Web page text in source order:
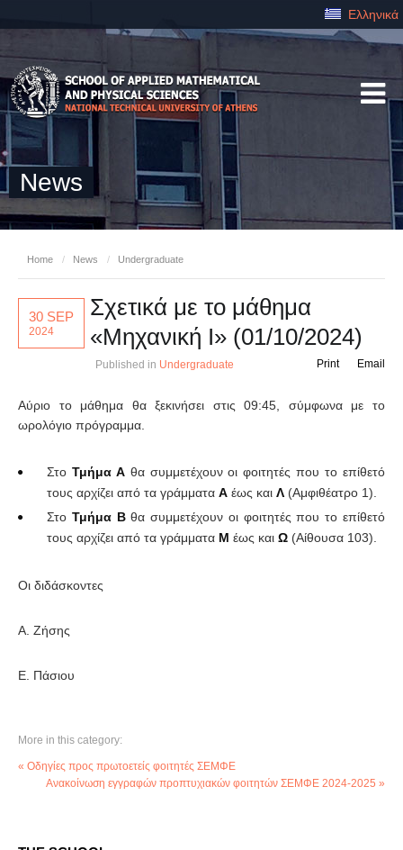
Ελληνικά
News
Home / News / Undergraduate
30 SEP
2024
Σχετικά με το μάθημα
«Μηχανική Ι» (01/10/2024)
Published in Undergraduate Email
Print
Αύριο το μάθημα θα ξεκινήσει στις 09:45, σύμφωνα με το
ωρολόγιο πρόγραμμα.
Στο Τμήμα Αθα συμμετέχουν οι φοιτητές που το επίθετό
τους αρχίζει από τα γράμματα Α έως και Λ (Αμφιθέατρο 1).
Στο Τμήμα Βθα συμμετέχουν οι φοιτητές που το επίθετό
τους αρχίζει από τα γράμματα Μ έως και Ω (Αίθουσα 103).
Οι διδάσκοντες
Α. Ζήσης
Ε. Πάσιου
More in this category:
« Οδηγίες προς πρωτοετείς φοιτητές ΣΕΜΦΕ
Ανακοίνωση εγγραφών προπτυχιακών φοιτητών ΣΕΜΦΕ 2024-2025 »